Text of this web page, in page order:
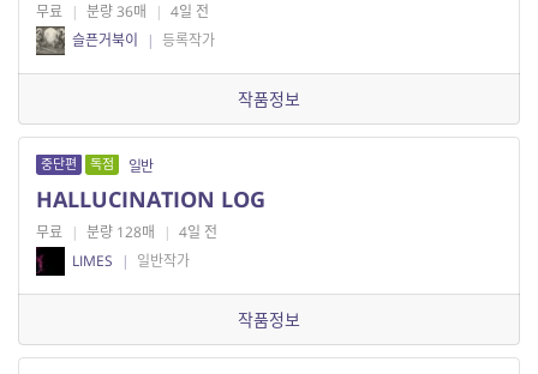
무료 | 분량 36매 | 4일 전
슬픈거북이
| 등록작가
작품정보
중단편 독점 일반
HALLUCINATION LOG
무료 | 분량 128매 | 4일 전
LIMES
| 일반작가
작품정보